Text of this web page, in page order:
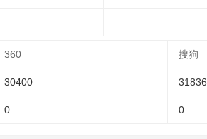
360 搜狗
30400 31836
0 0